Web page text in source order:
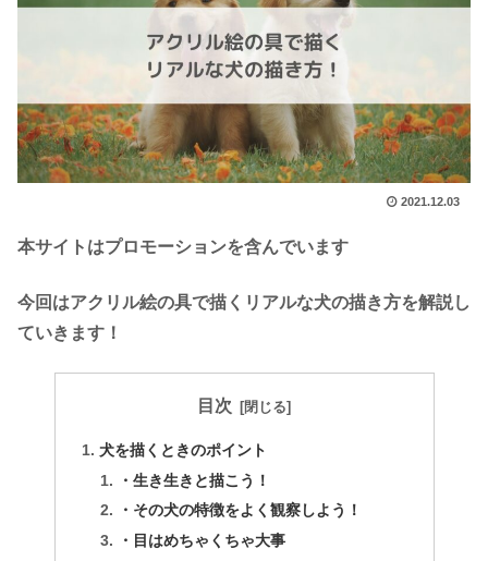
2021.12.03
本サイトはプロモーションを含んでいます
今回はアクリル絵の具で描くリアルな犬の描き方を解説し
ていきます！
目次
犬を描くときのポイント
・生き生きと描こう！
・その犬の特徴をよく観察しよう！
・目はめちゃくちゃ大事